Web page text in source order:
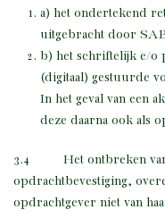
a) het ondertekend
uitgebracht door
b) het schriftelijk e/o
(digitaal) gestuurde
In het geval van een
deze daarna ook als
3.4 Het ontbreken van
opdrachtbevestiging,
opdrachtgever niet van